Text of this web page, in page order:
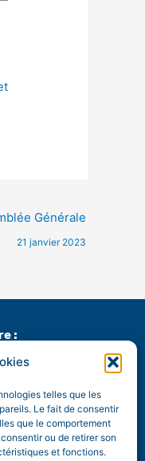
telles que les
Le fait de consentir
que le comportement
ou de retirer son
et fonctions.
Générale
21 janvier 2023
:
de 9h à 12h15
:
vous.